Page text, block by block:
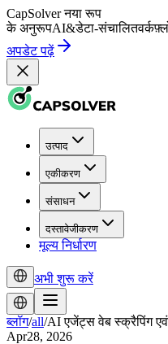
CapSolver नया रूप
के अनुरूपAI&डेटा-संचालित
अपडेट पढ़ें
उत्पाद
एकीकरण
संसाधन
दस्तावेजीकरण
मूल्य निर्धारण
अभी शुरू करें
ब्लॉग/all/AI एजेंट्स वेब स्क्रैपिंग एवं
Apr28, 2026